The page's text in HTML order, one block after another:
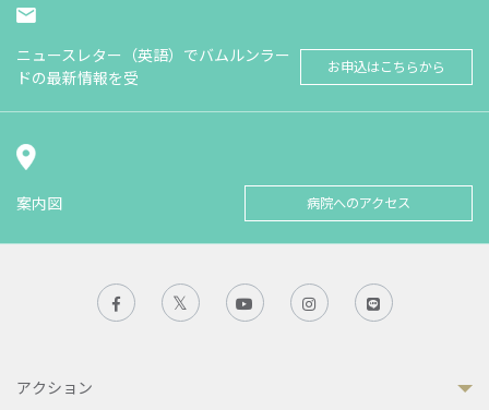
ニュースレター（英語）でバムルンラー
ドの最新情報を受
お申込はこちらから
案内図 病院へのアクセス
アクション